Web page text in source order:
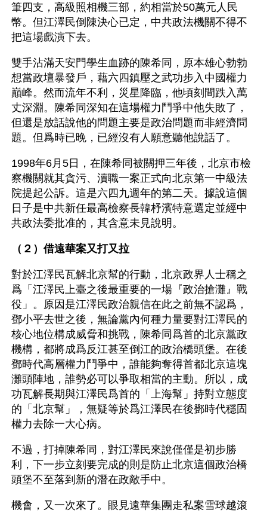
筆四支，高級照相機三部，約相當於50萬元人民
幣。但江澤民倒陳決心已定，中共政法機關不得不
把這場戲演下去。
雙手沾滿天安門學生血跡的陳希同，原本雄心勃勃
想當政壇暴發戶，藉六四鎮壓之武功步入中國權力
巔峰。然而流年不利，災星降臨，他頃刻間跌入萬
丈深淵。陳希同深知在這場權力鬥爭中他失敗了，
但還是放話說他的問題主要是政治問題而非經濟問
題。但爲時已晚，已經沒有人願意聽他說話了。
1998年6月5日，在陳希同被關押三年後，北京市檢
察機關就其貪污、瀆職一案正式向北京第一中級法
院提起公訴。這是六四九週年的第二天。據說這個
日子是中共新任最高檢察長韓杼濱特意選定並經中
共政法委批准的，其含意未見說明。
（２）借遠華案又打又拉
對於江澤民瓦解北京幫的行動，北京政界人士稱之
爲「江澤民上臺之後最重要的一場『政治搶灘』戰
役」。原因是江澤民政治親信在此之前無不認爲，
鄧小平去世之後，無論黨內何種力量要對江澤民的
核心地位構成威脅和挑戰，陳希同爲首的北京黨政
機構，都將成爲反江甚至倒江的政治橋頭堡。在後
鄧時代高層權力鬥爭中，誰能夠奪得首都北京這塊
灘頭陣地，誰勢必可以爭取相當的主動。所以，成
功瓦解長期與江澤民爲首的「上海幫」持對立態度
的「北京幫」，無疑等於爲江澤民在後鄧時代穩固
權力去除一大心病。
不過，打掉陳希同，對江澤民來說僅僅是初步勝
利，下一步立刻要完成的則是防止北京這個政治橋
頭堡不至落到新的潛在政敵手中。
機會，又一次來了。眼見遠華集團走私案雪球越滾